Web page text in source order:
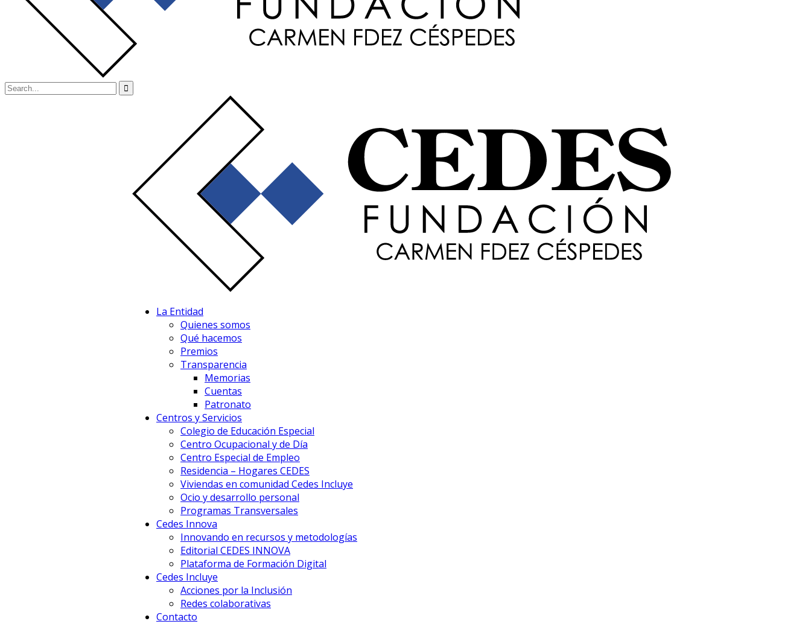
La Entidad
Quienes somos
Qué hacemos
Premios
Transparencia
Memorias
Cuentas
Patronato
Centros y Servicios
Colegio de Educación Especial
Centro Ocupacional y de Día
Centro Especial de Empleo
Residencia – Hogares CEDES
Viviendas en comunidad Cedes Incluye
Ocio y desarrollo personal
Programas Transversales
Cedes Innova
Innovando en recursos y metodologías
Editorial CEDES INNOVA
Plataforma de Formación Digital
Cedes Incluye
Acciones por la Inclusión
Redes colaborativas
Contacto